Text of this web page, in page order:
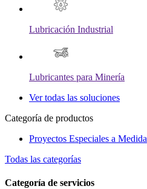
Lubricación Industrial
Lubricantes para Minería
Ver todas las soluciones
Categoría de productos
Proyectos Especiales a Medida
Todas las categorías
Categoría de servicios